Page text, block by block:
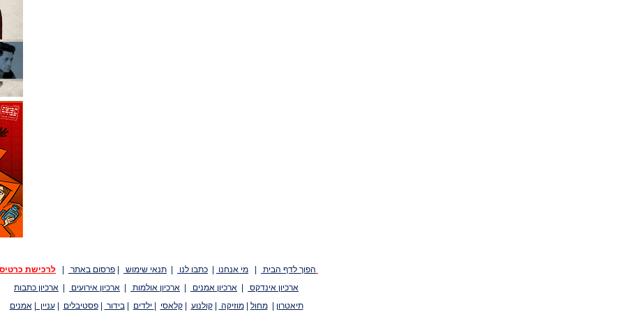
הפוך לדף הבית מי אנחנו כתבו לנו תנאי שימוש פרסום באתר
לרכישת
ארכיון אינדקס
ארכיון אמנים ארכיון אולמות ארכיון אירועים
ארכיון כתבות
תיאטרון
|מחול |מוזיקה |קולנוע |קלאסי ילדים |בידור |פסטיבלים |עניין |אמנים